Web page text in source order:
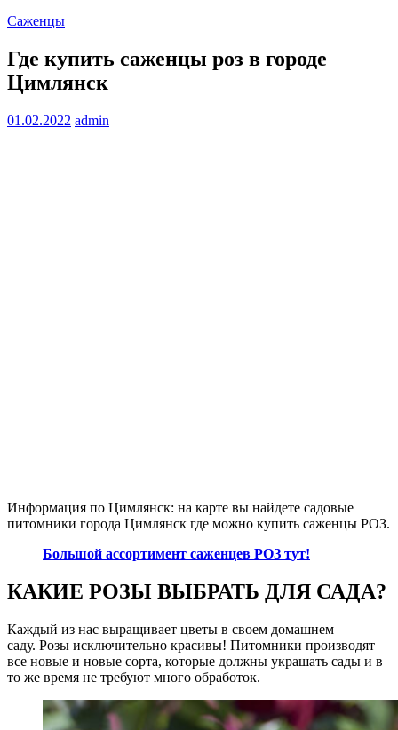
Саженцы
Где купить саженцы роз в городе
Цимлянск
01.02.2022 admin
Информация по Цимлянск: на карте вы найдете садовые
питомники города Цимлянск где можно купить саженцы РОЗ.
Большой ассортимент саженцев РОЗ тут!
КАКИЕ РОЗЫ ВЫБРАТЬ ДЛЯ САДА?
Каждый из нас выращивает цветы в своем домашнем
саду. Розы исключительно красивы! Питомники производят
все новые и новые сорта, которые должны украшать сады и в
то же время не требуют много обработок.